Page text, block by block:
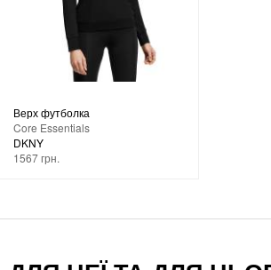
Верх футболка
Core Essentials
DKNY
1567 грн.